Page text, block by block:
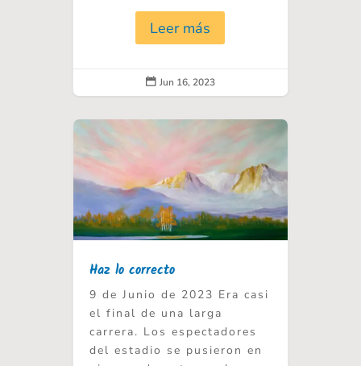
Leer más
 Jun 16, 2023
Haz lo correcto
9 de Junio de 2023 Era casi
el final de una larga
carrera. Los espectadores
del estadio se pusieron en